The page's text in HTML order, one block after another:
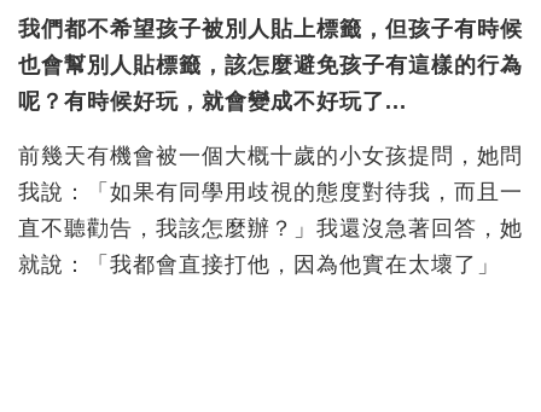
我們都不希望孩子被別人貼上標籤，但孩子有時候
也會幫別人貼標籤，該怎麼避免孩子有這樣的行為
呢？有時候好玩，就會變成不好玩了...
前幾天有機會被一個大概十歲的小女孩提問，她問
我說：「如果有同學用歧視的態度對待我，而且一
直不聽勸告，我該怎麼辦？」我還沒急著回答，她
就說：「我都會直接打他，因為他實在太壞了」